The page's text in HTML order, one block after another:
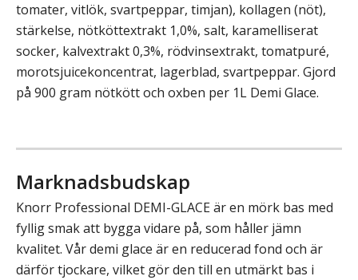
tomater, vitlök, svartpeppar, timjan), kollagen (nöt),
stärkelse, nötköttextrakt 1,0%, salt, karamelliserat
socker, kalvextrakt 0,3%, rödvinsextrakt, tomatpuré,
morotsjuicekoncentrat, lagerblad, svartpeppar. Gjord
på 900 gram nötkött och oxben per 1L Demi Glace.
Marknadsbudskap
Knorr Professional DEMI-GLACE är en mörk bas med
fyllig smak att bygga vidare på, som håller jämn
kvalitet. Vår demi glace är en reducerad fond och är
därför tjockare, vilket gör den till en utmärkt bas i